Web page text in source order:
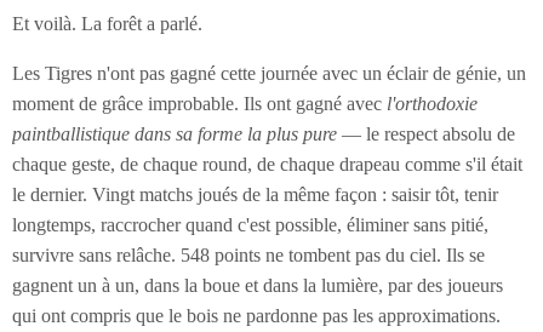
Et voilà. La forêt a parlé.
Les Tigres n'ont pas gagné cette journée avec un éclair de génie, un
moment de grâce improbable. Ils ont gagné avec l'orthodoxie
paintballistique dans sa forme la plus pure — le respect absolu de
chaque geste, de chaque round, de chaque drapeau comme s'il était
le dernier. Vingt matchs joués de la même façon : saisir tôt, tenir
longtemps, raccrocher quand c'est possible, éliminer sans pitié,
survivre sans relâche. 548 points ne tombent pas du ciel. Ils se
gagnent un à un, dans la boue et dans la lumière, par des joueurs
qui ont compris que le bois ne pardonne pas les approximations.